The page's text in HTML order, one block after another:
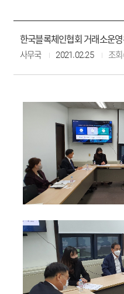
한국블록체인협회 거래소운
사무국 2021.02.25 조